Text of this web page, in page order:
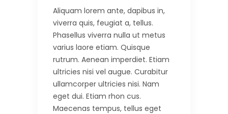
Aliquam lorem ante, dapibus in,
viverra quis, feugiat a, tellus.
Phasellus viverra nulla ut metus
varius laore etiam. Quisque
rutrum. Aenean imperdiet. Etiam
ultricies nisi vel augue. Curabitur
ullamcorper ultricies nisi. Nam
eget dui. Etiam rhon cus.
Maecenas tempus, tellus eget